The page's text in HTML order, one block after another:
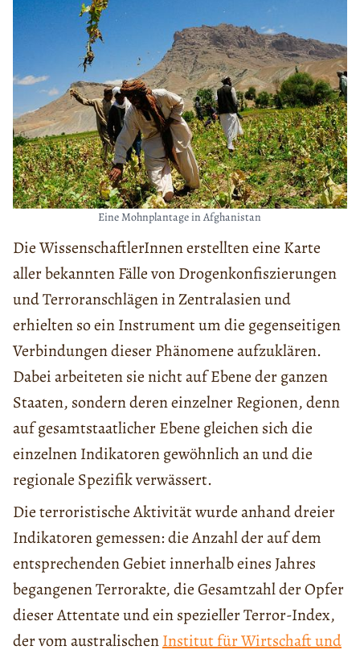
Eine Mohnplantage in Afghanistan
Die WissenschaftlerInnen erstellten eine Karte
aller bekannten Fälle von Drogenkonfiszierungen
und Terroranschlägen in Zentralasien und
erhielten so ein Instrument um die gegenseitigen
Verbindungen dieser Phänomene aufzuklären.
Dabei arbeiteten sie nicht auf Ebene der ganzen
Staaten, sondern deren einzelner Regionen, denn
auf gesamtstaatlicher Ebene gleichen sich die
einzelnen Indikatoren gewöhnlich an und die
regionale Spezifik verwässert.
Die terroristische Aktivität wurde anhand dreier
Indikatoren gemessen: die Anzahl der auf dem
entsprechenden Gebiet innerhalb eines Jahres
begangenen Terrorakte, die Gesamtzahl der Opfer
dieser Attentate und ein spezieller Terror-Index,
der vom australischenInstitut für Wirtschaft und